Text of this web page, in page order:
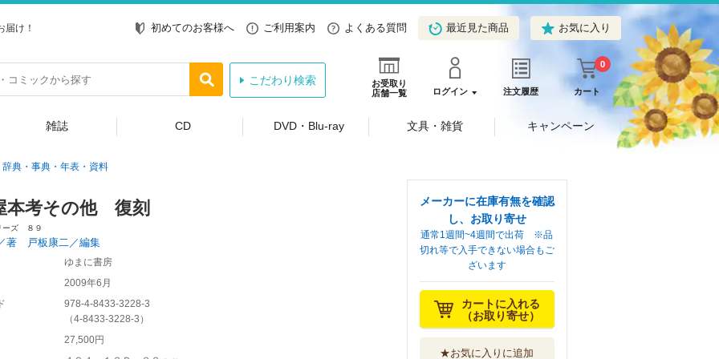
け！ 初めてのお客様へ ご利用案内 よくある質問 最近見た商品 お気に入り
お受取り
店舗一覧
ログイン 注文履歴 カート
0
こだわり検索
雑誌 CD DVD・Blu-ray 文具・雑貨 キャンペーン
辞典・事典・年表・資料
本考その他 復刻
ーズ ８９
著 戸板康二／編集
ゆまに書房
2009年6月
978-4-8433-3228-3
（4-8433-3228-3 ）
27,500円
メーカーに在庫有無を確認
し、お取り寄せ
通常1週間~4週間で出荷 ※品
切れ等で入手できない場合もご
ざいます
カートに入れる
（お取り寄せ）
★お気に入りに追加